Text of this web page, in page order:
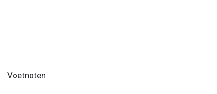
Voetnoten